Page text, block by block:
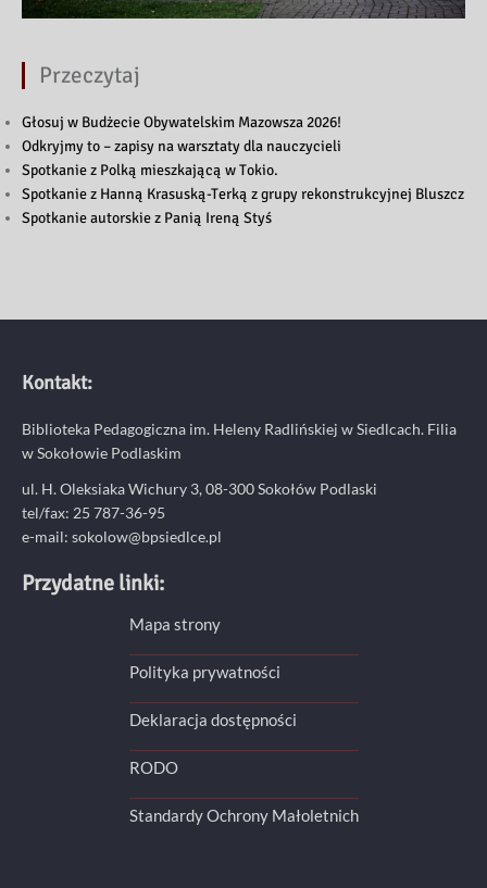
Przeczytaj
Głosuj w Budżecie Obywatelskim Mazowsza 2026!
Odkryjmy to – zapisy na warsztaty dla nauczycieli
Spotkanie z Polką mieszkającą w Tokio.
Spotkanie z Hanną Krasuską-Terką z grupy rekonstrukcyjnej Bluszcz
Spotkanie autorskie z Panią Ireną Styś
Kontakt:
Biblioteka Pedagogiczna im. Heleny Radlińskiej w Siedlcach. Filia
w Sokołowie Podlaskim
ul. H. Oleksiaka Wichury 3, 08-300 Sokołów Podlaski
tel/fax: 25 787-36-95
e-mail: sokolow@bpsiedlce.pl
Przydatne linki:
Mapa strony
Polityka prywatności
Deklaracja dostępności
RODO
Standardy Ochrony Małoletnich